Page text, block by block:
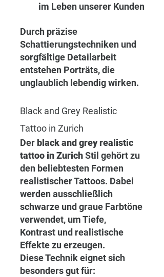
im Leben unserer Kunden
Durch präzise
Schattierungstechniken und
sorgfältige Detailarbeit
entstehen Porträts, die
unglaublich lebendig wirken.
Black and Grey Realistic
Tattoo in Zurich
Der black and grey realistic
tattoo in Zurich Stil gehört zu
den beliebtesten Formen
realistischer Tattoos. Dabei
werden ausschließlich
schwarze und graue Farbtöne
verwendet, um Tiefe,
Kontrast und realistische
Effekte zu erzeugen.
Diese Technik eignet sich
besonders gut für: